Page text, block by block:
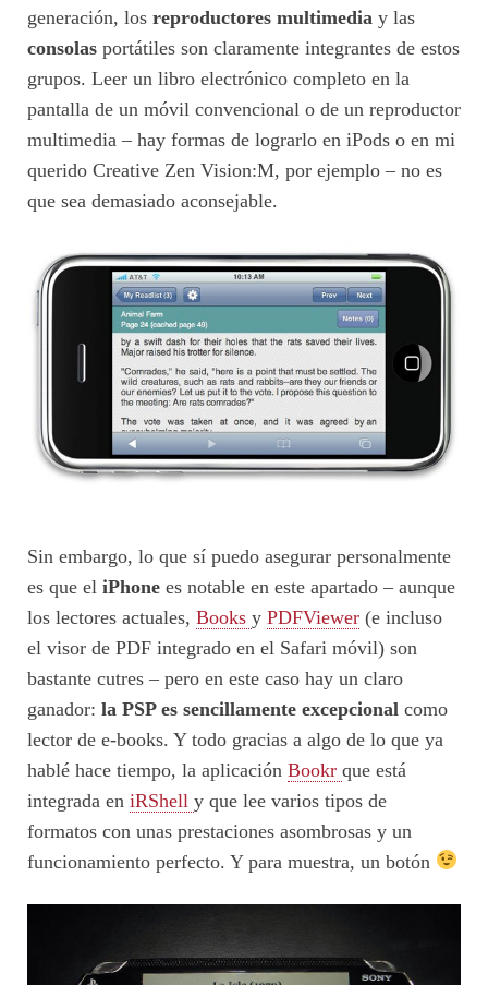
generación, los reproductores multimedia y las
consolas portátiles son claramente integrantes de estos
grupos. Leer un libro electrónico completo en la
pantalla de un móvil convencional o de un reproductor
multimedia – hay formas de lograrlo en iPods o en mi
querido Creative Zen Vision:M, por ejemplo – no es
que sea demasiado aconsejable.
Sin embargo, lo que sí puedo asegurar personalmente
es que el iPhone es notable en este apartado – aunque
los lectores actuales, Books y PDFViewer (e incluso
el visor de PDF integrado en el Safari móvil) son
bastante cutres – pero en este caso hay un claro
ganador: la PSP es sencillamente excepcional como
lector de e-books. Y todo gracias a algo de lo que ya
hablé hace tiempo, la aplicación Bookr que está
integrada en iRShell y que lee varios tipos de
formatos con unas prestaciones asombrosas y un
funcionamiento perfecto. Y para muestra, un botón